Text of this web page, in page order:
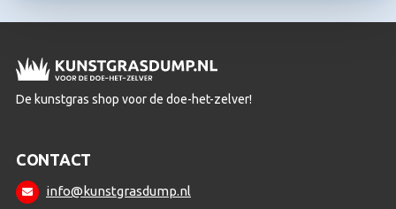
De kunstgras shop voor de doe-het-zelver!
CONTACT
info@kunstgrasdump.nl